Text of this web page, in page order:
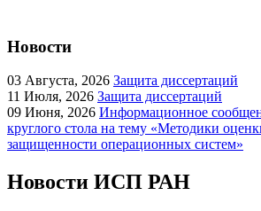
Новости
03 Августа, 2026 Защита диссертаций
11 Июля, 2026 Защита диссертаций
09 Июня, 2026 Информационное
круглого стола на тему «Методики
защищенности операционных систем»
Новости ИСП РАН